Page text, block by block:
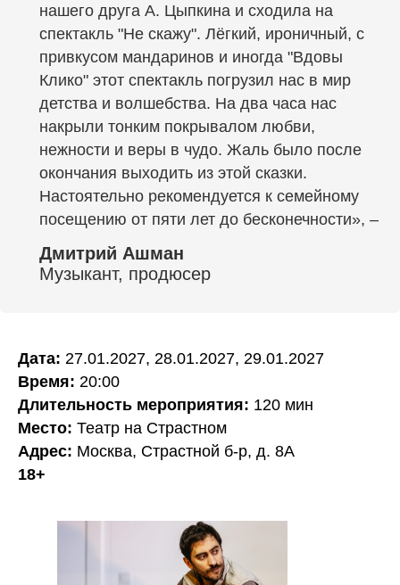
нашего друга А. Цыпкина и сходила на
спектакль "Не скажу". Лёгкий, ироничный, с
привкусом мандаринов и иногда "Вдовы
Клико" этот спектакль погрузил нас в мир
детства и волшебства. На два часа нас
накрыли тонким покрывалом любви,
нежности и веры в чудо. Жаль было после
окончания выходить из этой сказки.
Настоятельно рекомендуется к семейному
посещению от пяти лет до бесконечности», –
Дмитрий Ашман
Музыкант, продюсер
Дата: 27.01.2027, 28.01.2027, 29.01.2027
Время: 20:00
Длительность мероприятия: 120 мин
Место: Театр на Страстном
Адрес: Москва, Страстной б-р, д. 8А
18+
Фото
МЕНЮ
Команда
Вакансии
Афиша
+7 980 410-01-82
ПО ВОПРОСАМ
СОТРУДНИЧЕСТВА
И ДЛЯ КОРПОРАТИВНЫХ
КЛИЕНТОВ